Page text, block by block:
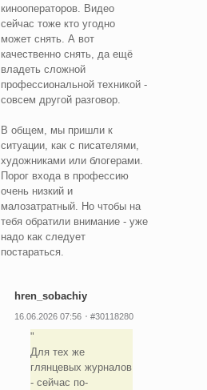
кинооператоров. Видео
сейчас тоже кто угодно
может снять. А вот
качественно снять, да ещё
владеть сложной
профессиональной техникой -
совсем другой разговор.
В общем, мы пришли к
ситуации, как с писателями,
художниками или блогерами.
Порог входа в профессию
очень низкий и
малозатратный. Но чтобы на
тебя обратили внимание - уже
надо как следует
постараться.
hren_sobachiy
16.06.2026 07:56 #30118280
Для тех же
глянцевых журналов
- сейчас по-